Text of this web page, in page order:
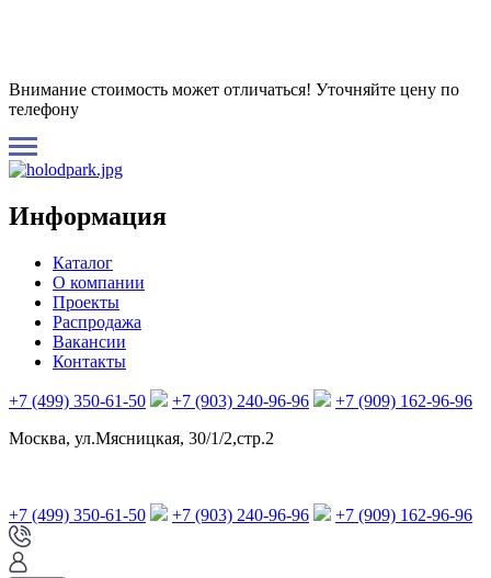
Внимание стоимость может отличаться! Уточняйте цену по
телефону
Информация
Каталог
О компании
Проекты
Распродажа
Вакансии
Контакты
+7 (499) 350-61-50 +7 (903) 240-96-96
+7 (909) 162-96-96
Москва, ул.Мясницкая, 30/1/2,стр.2
+7 (499) 350-61-50 +7 (903) 240-96-96 +7 (909) 162-96-96